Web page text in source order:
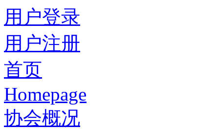
用户登录
用户注册
首页
Homepage
协会概况